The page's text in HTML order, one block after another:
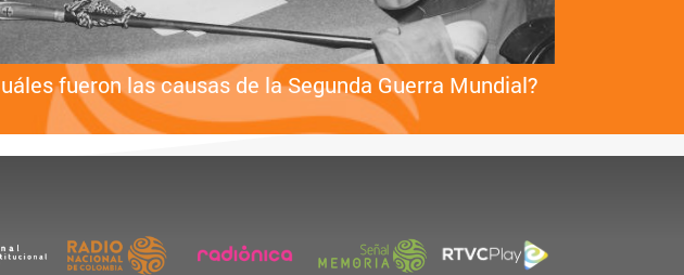
fueron las causas de la Segunda Guerra Mundial?